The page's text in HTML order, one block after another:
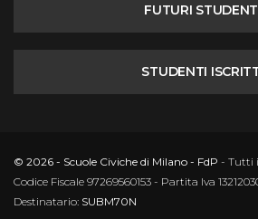
FUTURI
STUDENTI
© 2026 - Scuole Civiche di Milano - FdP - Tutti
Codice Fiscale 97269560153 - Partita Iva
Destinatario: SUBM70N